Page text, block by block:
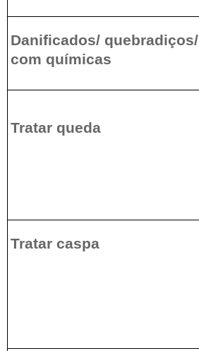
Danificados/ quebradiços/
com químicas
Tratar queda
Tratar caspa